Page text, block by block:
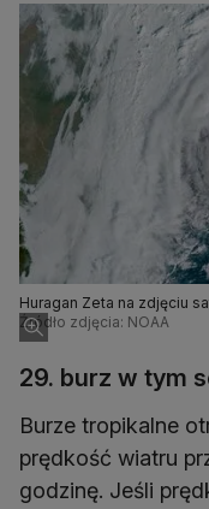
Huragan Zeta na zdjęciu
Źródło zdjęcia: NOAA
29. burz w tym
Burze tropikalne
prędkość wiatru
godzinę. Jeśli